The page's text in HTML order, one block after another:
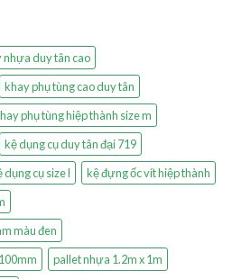
nhựa duy tân cao
khay phụ tùng cao duy tân
phụ tùng hiệp thành size m
kệ dụng cụ duy tân đại 719
dụng cụ size l
kệ đựng ốc vít hiệp thành
màu đen
pallet nhựa 1.2m x 1m